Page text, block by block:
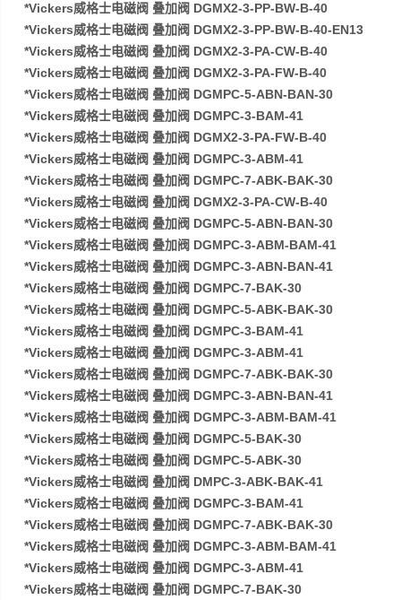
*Vickers威格士电磁阀 叠加阀 DGMX2-3-PP-BW-B-40
*Vickers威格士电磁阀 叠加阀 DGMX2-3-PP-BW-B-40-EN13
*Vickers威格士电磁阀 叠加阀 DGMX2-3-PA-CW-B-40
*Vickers威格士电磁阀 叠加阀 DGMX2-3-PA-FW-B-40
*Vickers威格士电磁阀 叠加阀 DGMPC-5-ABN-BAN-30
*Vickers威格士电磁阀 叠加阀 DGMPC-3-BAM-41
*Vickers威格士电磁阀 叠加阀 DGMX2-3-PA-FW-B-40
*Vickers威格士电磁阀 叠加阀 DGMPC-3-ABM-41
*Vickers威格士电磁阀 叠加阀 DGMPC-7-ABK-BAK-30
*Vickers威格士电磁阀 叠加阀 DGMX2-3-PA-CW-B-40
*Vickers威格士电磁阀 叠加阀 DGMPC-5-ABN-BAN-30
*Vickers威格士电磁阀 叠加阀 DGMPC-3-ABM-BAM-41
*Vickers威格士电磁阀 叠加阀 DGMPC-3-ABN-BAN-41
*Vickers威格士电磁阀 叠加阀 DGMPC-7-BAK-30
*Vickers威格士电磁阀 叠加阀 DGMPC-5-ABK-BAK-30
*Vickers威格士电磁阀 叠加阀 DGMPC-3-BAM-41
*Vickers威格士电磁阀 叠加阀 DGMPC-3-ABM-41
*Vickers威格士电磁阀 叠加阀 DGMPC-7-ABK-BAK-30
*Vickers威格士电磁阀 叠加阀 DGMPC-3-ABN-BAN-41
*Vickers威格士电磁阀 叠加阀 DGMPC-3-ABM-BAM-41
*Vickers威格士电磁阀 叠加阀 DGMPC-5-BAK-30
*Vickers威格士电磁阀 叠加阀 DGMPC-5-ABK-30
*Vickers威格士电磁阀 叠加阀 DMPC-3-ABK-BAK-41
*Vickers威格士电磁阀 叠加阀 DGMPC-3-BAM-41
*Vickers威格士电磁阀 叠加阀 DGMPC-7-ABK-BAK-30
*Vickers威格士电磁阀 叠加阀 DGMPC-3-ABM-BAM-41
*Vickers威格士电磁阀 叠加阀 DGMPC-3-ABM-41
*Vickers威格士电磁阀 叠加阀 DGMPC-7-BAK-30